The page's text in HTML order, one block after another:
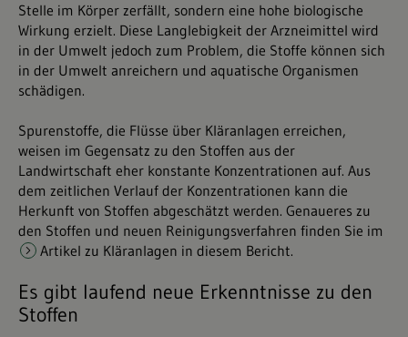
Stelle im Körper zerfällt, sondern eine hohe biologische
Wirkung erzielt. Diese Langlebigkeit der Arzneimittel wird
in der Umwelt jedoch zum Problem, die Stoffe können sich
in der Umwelt anreichern und aquatische Organismen
schädigen.
Spurenstoffe, die Flüsse über Kläranlagen erreichen,
weisen im Gegensatz zu den Stoffen aus der
Landwirtschaft eher konstante Konzentrationen auf. Aus
dem zeitlichen Verlauf der Konzentrationen kann die
Herkunft von Stoffen abgeschätzt werden. Genaueres zu
den Stoffen und neuen Reinigungsverfahren finden Sie im
Artikel zu Kläranlagen in diesem Bericht.
Es gibt laufend neue Erkenntnisse zu den
Stoffen